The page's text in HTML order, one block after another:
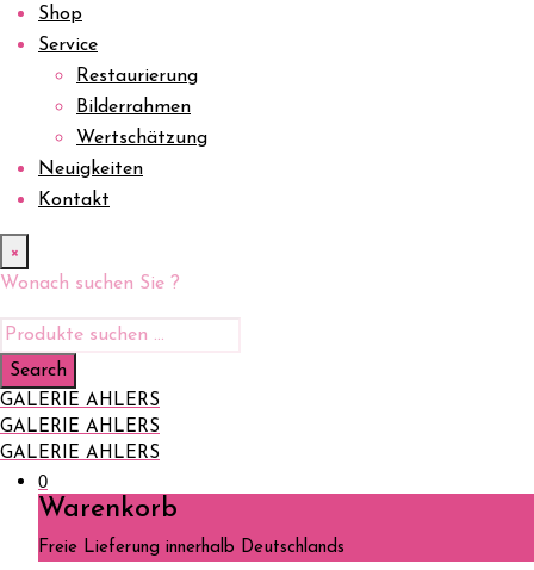
Shop
Service
Restaurierung
Bilderrahmen
Wertschätzung
Neuigkeiten
Kontakt
×
Wonach suchen Sie ?
GALERIE AHLERS
GALERIE AHLERS
GALERIE AHLERS
0
Warenkorb
Freie Lieferung innerhalb Deutschlands